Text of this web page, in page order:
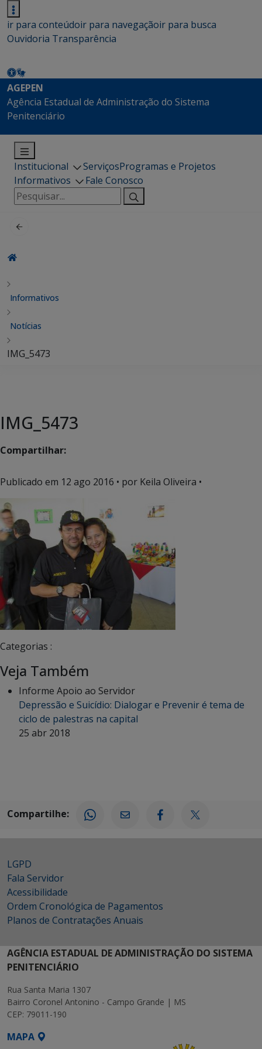
ir para conteúdoir para navegaçãoir para busca
Ouvidoria Transparência
AGEPEN
Agência Estadual de Administração do Sistema
Penitenciário
Institucional ServiçosProgramas e Projetos
Informativos
Fale Conosco
Pesquisar
por:
Informativos
Notícias
IMG_5473
IMG_5473
Compartilhar:
Publicado em 12 ago 2016 • por Keila Oliveira •
Categorias :
Veja Também
Informe Apoio ao Servidor
Depressão e Suicídio: Dialogar e Prevenir é tema de
ciclo de palestras na capital
25 abr 2018
Compartilhe:
LGPD
Fala Servidor
Acessibilidade
Ordem Cronológica de Pagamentos
Planos de Contratações Anuais
AGÊNCIA ESTADUAL DE ADMINISTRAÇÃO DO SISTEMA
PENITENCIÁRIO
Rua Santa Maria 1307
Bairro Coronel Antonino - Campo Grande | MS
CEP: 79011-190
MAPA